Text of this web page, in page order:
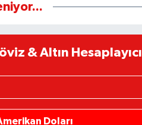
& Altın Hesaplayıcı